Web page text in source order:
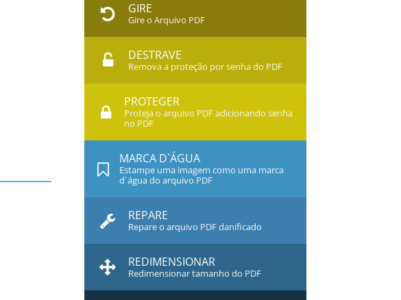
GIRE
Gire o Arquivo PDF
DESTRAVE
Remova a proteção por senha do PDF
PROTEGER
Proteja o arquivo PDF adicionando senha
no PDF
MARCA D`ÁGUA
Estampe uma imagem como uma marca
d`água do arquivo PDF
REPARE
Repare o arquivo PDF danificado
REDIMENSIONAR
Redimensionar tamanho do PDF